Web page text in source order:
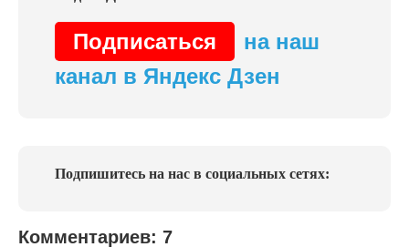
Подписаться
на наш
канал в Яндекс Дзен
Подпишитесь на нас в социальных сетях:
Комментариев: 7